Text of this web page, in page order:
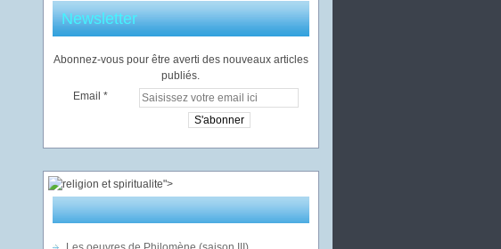
Newsletter
Abonnez-vous pour être averti des nouveaux articles
publiés.
Email
">